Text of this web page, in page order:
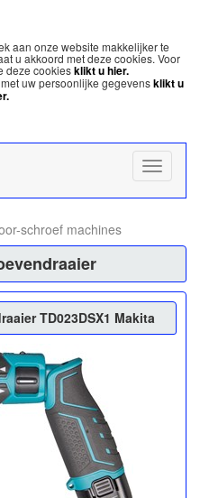
aan onze website makkelijker te
u akkoord met deze cookies. Voor
deze cookiesklikt u hier.
uw persoonlijke gegevensklikt u
schroef machines
TD023DSX1 Makita